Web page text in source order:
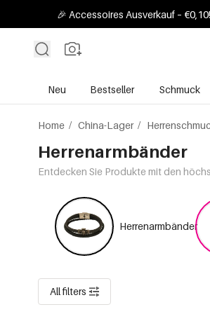
🎉 Accessoires Ausverkauf – €0,10!
Neu Bestseller Schmuck
Home / China-Lager /
Herrenarmbänder
Entdecken Sie Produkte mit den
Herrenarmbänder
All filters